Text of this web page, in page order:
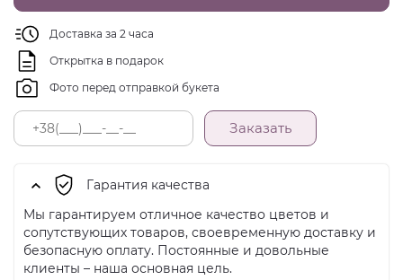
Доставка за 2 часа
Открытка в подарок
Фото перед отправкой букета
Заказать
Гарантия качества
Мы гарантируем отличное качество цветов и
сопутствующих товаров, своевременную доставку и
безопасную оплату. Постоянные и довольные
клиенты – наша основная цель.